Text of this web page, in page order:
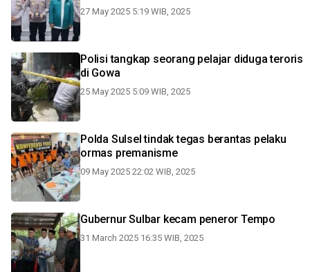
27 May 2025 5:19 WIB, 2025
Polisi tangkap seorang pelajar diduga teroris
di Gowa
25 May 2025 5:09 WIB, 2025
Polda Sulsel tindak tegas berantas pelaku
ormas premanisme
09 May 2025 22:02 WIB, 2025
Gubernur Sulbar kecam peneror Tempo
31 March 2025 16:35 WIB, 2025